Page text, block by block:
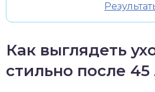
Как выглядеть
стильно после 45